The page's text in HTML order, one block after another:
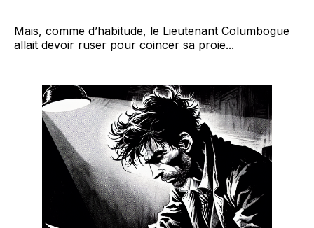
Mais, comme d’habitude, le Lieutenant Columbogue
allait devoir ruser pour coincer sa proie...